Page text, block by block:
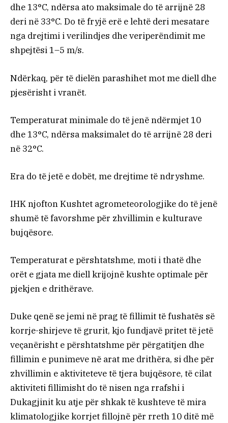
dhe 13°C, ndërsa ato maksimale do të arrijnë 28
deri në 33°C. Do të fryjë erë e lehtë deri mesatare
nga drejtimi i verilindjes dhe veriperëndimit me
shpejtësi 1–5 m/s.
Ndërkaq, për të dielën parashihet mot me diell dhe
pjesërisht i vranët.
Temperaturat minimale do të jenë ndërmjet 10
dhe 13°C, ndërsa maksimalet do të arrijnë 28 deri
në 32°C.
Era do të jetë e dobët, me drejtime të ndryshme.
IHK njofton Kushtet agrometeorologjike do të jenë
shumë të favorshme për zhvillimin e kulturave
bujqësore.
Temperaturat e përshtatshme, moti i thatë dhe
orët e gjata me diell krijojnë kushte optimale për
pjekjen e drithërave.
Duke qenë se jemi në prag të fillimit të fushatës së
korrje-shirjeve të grurit, kjo fundjavë pritet të jetë
veçanërisht e përshtatshme për përgatitjen dhe
fillimin e punimeve në arat me drithëra, si dhe për
zhvillimin e aktiviteteve të tjera bujqësore, të cilat
aktiviteti fillimisht do të nisen nga rrafshi i
Dukagjinit ku atje për shkak të kushteve të mira
klimatologjike korrjet fillojnë për rreth 10 ditë më